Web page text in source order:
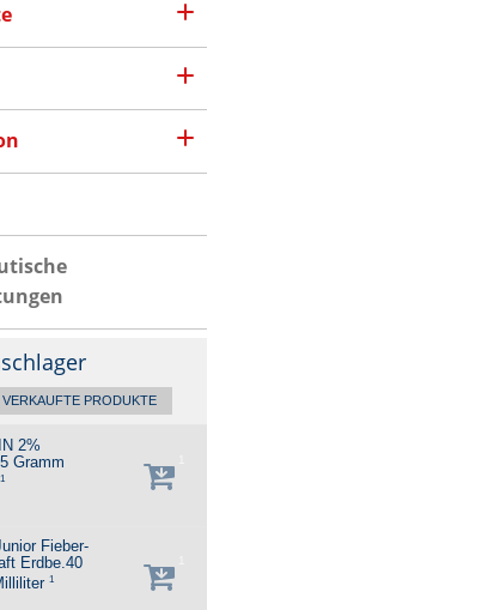
PRODUKTE
2%
5 Gramm
1
Fieber-
Erdbe.40
1